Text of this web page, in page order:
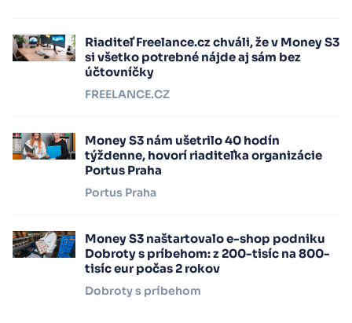
Riaditeľ Freelance.cz chváli, že v Money S3
si všetko potrebné nájde aj sám bez
účtovníčky
FREELANCE.CZ
Money S3 nám ušetrilo 40 hodín
týždenne, hovorí riaditeľka organizácie
Portus Praha
Portus Praha
Money S3 naštartovalo e-shop podniku
Dobroty s príbehom: z 200-tisíc na 800-
tisíc eur počas 2 rokov
Dobroty s príbehom